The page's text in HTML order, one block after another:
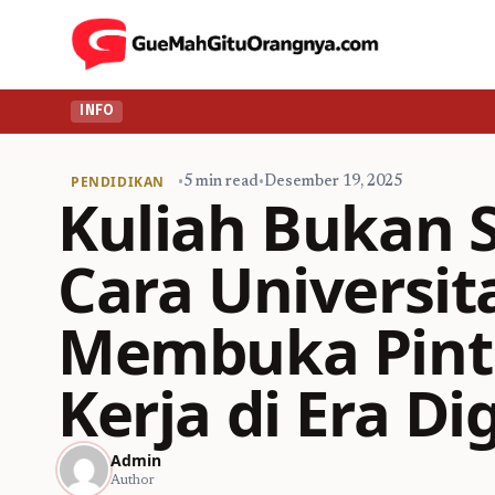
INFO
PENDIDIKAN •5 min read•Desember 19, 2025
Kuliah Bukan
Cara
Membuka
Kerja di Era
Admin
Author